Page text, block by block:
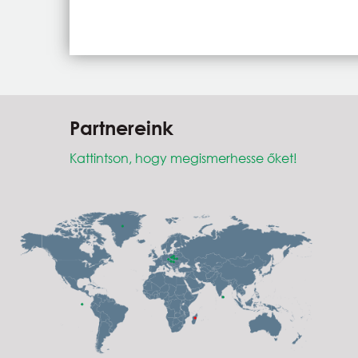
Partnereink
Kattintson, hogy megismerhesse őket!